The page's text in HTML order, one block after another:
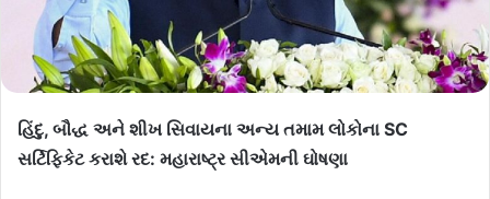
હિંદુ, બૌદ્ધ અને શીખ સિવાયના અન્ય તમામ લોકોના SC
સર્ટિફિકેટ કરાશે રદ: મહારાષ્ટ્ર સીએમની ઘોષણા